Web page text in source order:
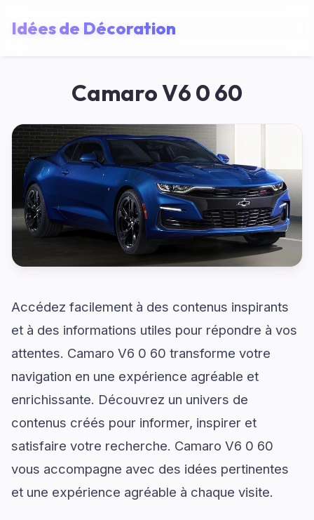
Idées de Décoration
Camaro V6 0 60
Accédez facilement à des contenus inspirants
et à des informations utiles pour répondre à vos
attentes. Camaro V6 0 60 transforme votre
navigation en une expérience agréable et
enrichissante. Découvrez un univers de
contenus créés pour informer, inspirer et
satisfaire votre recherche. Camaro V6 0 60
vous accompagne avec des idées pertinentes
et une expérience agréable à chaque visite.